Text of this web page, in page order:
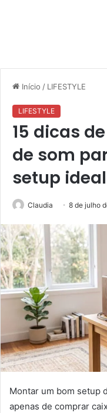
Início / LIFESTYLE
LIFESTYLE
15 dicas
de som
setup
Claudia 8 de julho
Montar um bom setup
apenas de comprar